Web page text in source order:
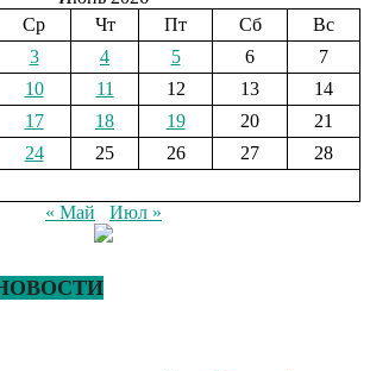
Ср Чт Пт Сб
Вс
3 4 5 6
7
10 11 12 13
14
17 18 19 20
21
24 25 26 27
28
« Май
Июл »